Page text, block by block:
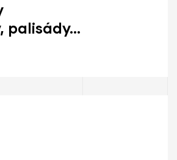
palisády...